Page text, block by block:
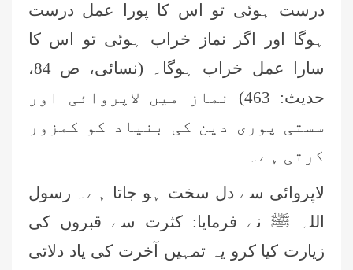
درست ہوئی تو اس کا پورا عمل درست
ہوگا اور اگر نماز خراب ہوئی تو اس کا
سارا عمل خراب ہوگا۔ (نسائی، ص 84،
حدیث: 463) نماز میں لاپروائی اور
سستی پوری دین کی بنیاد کو کمزور
کرتی ہے۔
لاپروائی سے دل سخت ہو جاتا ہے۔ رسول
اللہ ﷺ نے فرمایا: کثرت سے قبروں کی
زیارت کیا کرو یہ تمہیں آخرت کی یاد دلاتی